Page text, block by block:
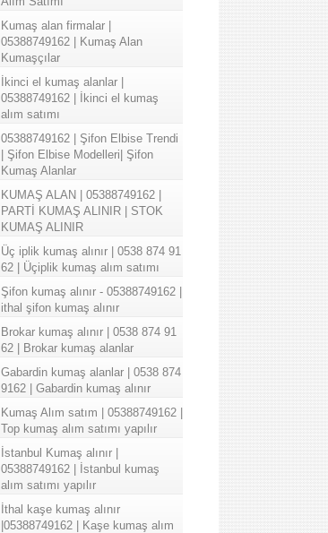
Kumaş alan firmalar |
05388749162 | Kumaş Alan
Kumaşçılar
İkinci el kumaş alanlar |
05388749162 | İkinci el kumaş
alım satımı
05388749162 | Şifon Elbise Trendi
| Şifon Elbise Modelleri| Şifon
Kumaş Alanlar
KUMAŞ ALAN | 05388749162 |
PARTİ KUMAŞ ALINIR | STOK
KUMAŞ ALINIR
Üç iplik kumaş alınır | 0538 874 91
62 | Üçiplik kumaş alım satımı
Şifon kumaş alınır - 05388749162 |
ithal şifon kumaş alınır
Brokar kumaş alınır | 0538 874 91
62 | Brokar kumaş alanlar
Gabardin kumaş alanlar | 0538 874
9162 | Gabardin kumaş alınır
Kumaş Alım satım | 05388749162 |
Top kumaş alım satımı yapılır
İstanbul Kumaş alınır |
05388749162 | İstanbul kumaş
alım satımı yapılır
İthal kaşe kumaş alınır
|05388749162 | Kaşe kumaş alım